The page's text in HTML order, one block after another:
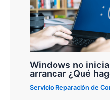
Windows no
arrancar ¿Qué
Servicio Reparación de